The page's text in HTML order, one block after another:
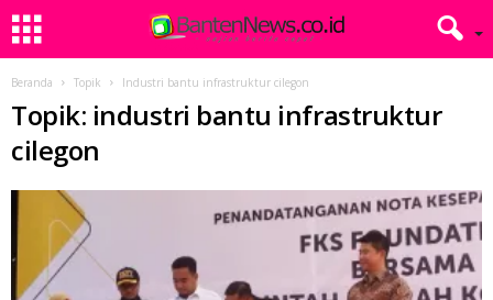
Beranda Topik Industri bantu infrastruktur cilegon
Topik: industri bantu infrastruktur
cilegon